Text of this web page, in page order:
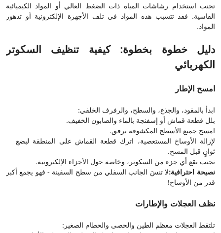
تجنب استخدام رشاشات المياه ذات الضغط العالي أو المواد الكيميائية
القاسية. فقد تتسبب هذه المواد في تلف الأجهزة الإلكترونية أو تدهور
المواد.
دليل خطوة بخطوة: كيفية تنظيف السكوتر
الكهربائي
امسح الإطار
ابدأ بالمقود، والجذع، والسطح، والرفرف الخلفي:
بلل قطعة قماش أو إسفنجة بالماء والصابون الخفيف.
امسح جميع الأسطح المكشوفة برفق.
لإزالة الأوساخ المستعصية، اترك قطعة القماش على المنطقة لبضع
ثوانٍ قبل المسح.
تجنب نقع أي جزء من السكوتر، وخاصة حول الأجزاء الإلكترونية.
نصيحة احترافية:لا تنسَ الجانب السفلي من سطح السفينة - فهو يجمع أكبر
قدر من الأوساخ!
نظف العجلات والإطارات
تلتقط العجلات معظم الطين والحصى والحطام الصغير: